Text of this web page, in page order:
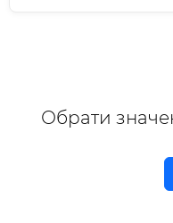
Обрати